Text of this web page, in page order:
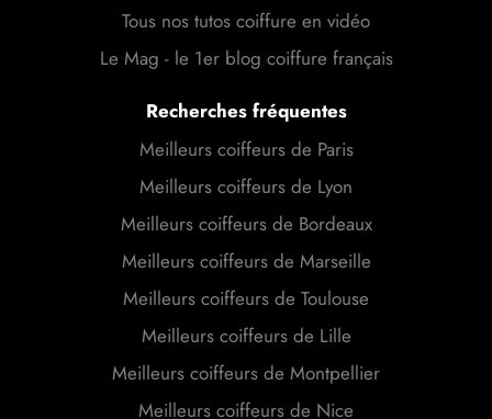
Tous nos tutos coiffure en vidéo
Le Mag - le 1er blog coiffure français
Recherches fréquentes
Meilleurs coiffeurs de Paris
Meilleurs coiffeurs de Lyon
Meilleurs coiffeurs de Bordeaux
Meilleurs coiffeurs de Marseille
Meilleurs coiffeurs de Toulouse
Meilleurs coiffeurs de Lille
Meilleurs coiffeurs de Montpellier
Meilleurs coiffeurs de Nice